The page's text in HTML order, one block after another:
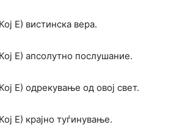
Е) вистинска вера.
Е) апсолутно послушание.
Е) одрекување од овој свет.
Е) крајно туѓинување.